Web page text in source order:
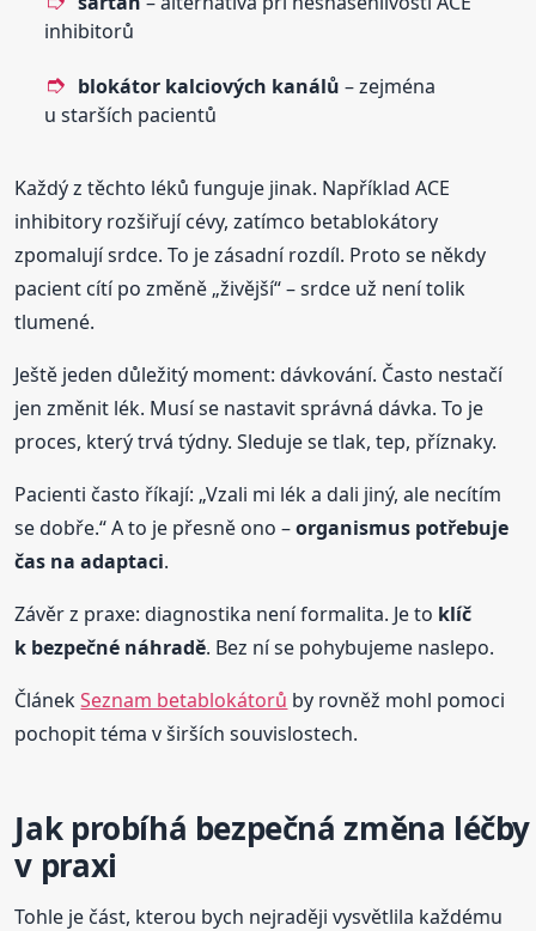
inhibitorů
blokátor kalciových kanálů – zejména
u starších pacientů
Každý z těchto léků funguje jinak. Například ACE
inhibitory rozšiřují cévy, zatímco betablokátory
zpomalují srdce. To je zásadní rozdíl. Proto se někdy
pacient cítí po změně „živější“ – srdce už není tolik
tlumené.
Ještě jeden důležitý moment: dávkování. Často nestačí
jen změnit lék. Musí se nastavit správná dávka. To je
proces, který trvá týdny. Sleduje se tlak, tep, příznaky.
Pacienti často říkají: „Vzali mi lék a dali jiný, ale necítím
se dobře.“ A to je přesně ono –organismus potřebuje
čas na adaptaci.
Závěr z praxe: diagnostika není formalita. Je to klíč
k bezpečné náhradě. Bez ní se pohybujeme naslepo.
ČlánekSeznam betablokátorů by rovněž mohl pomoci
pochopit téma v širších souvislostech.
Jak probíhá bezpečná změna léčby
v praxi
Tohle je část, kterou bych nejraději vysvětlila každému